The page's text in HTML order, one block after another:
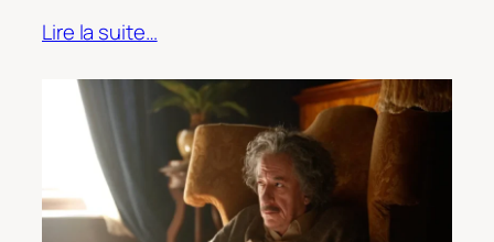
Lire la suite…